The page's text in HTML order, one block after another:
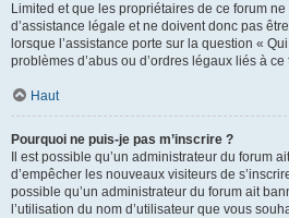
Limited et que les propriétaires de ce forum
d’assistance légale et ne doivent donc pas
lorsque l’assistance porte sur la question «
problèmes d’abus ou d’ordres légaux liés à ce
Haut
Pourquoi ne puis-je pas m’inscrire ?
Il est possible qu’un administrateur du forum
d’empêcher les nouveaux visiteurs de
possible qu’un administrateur du forum ait
l’utilisation du nom d’utilisateur que vous